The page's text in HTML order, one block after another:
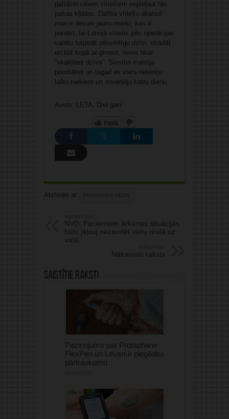
palīdzēt citiem vīriešiem nepieļaut tās
pašas kļūdas. Dalība vīriešu aliansē
man ir devusi jaunu mērķi, kas ir
panākt, lai Latvijā vīrietis pēc operācijas
varētu turpināt pilnvērtīgu dzīvi, strādāt
un būt kopā ar ģimeni, nevis tikai
“skaitīties dzīvs”. Slimība mainīja
prioritātes un tagad es vairs netērēju
laiku niekiem un novērtēju katru dienu.
Avots: LETA, Divi gani
Patīk
Atzīmēti ar: PROSTATAS VĒZIS
NVD: Pacientiem ārkārtas situācijās
būtu jāļauj nezaudēt vietu rindā uz
vizīti
Nākamais raksts
Saistītie raksti
Paziņojums par Protaphane
FlexPen un Levemir piegādes
pārtraukumu